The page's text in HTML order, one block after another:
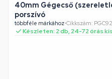
40mm Gégecső
porszívó
többféle márkához•Cikkszám:
Készleten: 2 db, 24-72 órás